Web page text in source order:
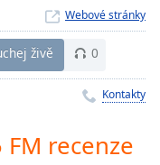
Webové stránky
živě 0
Kontakty
recenze